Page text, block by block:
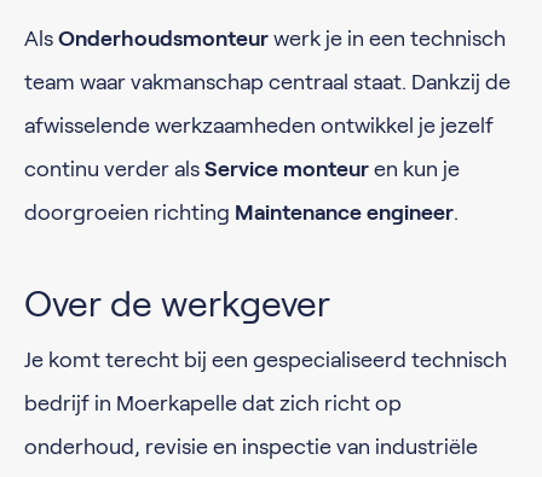
Als Onderhoudsmonteur werk je in een technisch
team waar vakmanschap centraal staat. Dankzij de
afwisselende werkzaamheden ontwikkel je jezelf
continu verder als Service monteur en kun je
doorgroeien richting Maintenance engineer.
Over de werkgever
Je komt terecht bij een gespecialiseerd technisch
bedrijf in Moerkapelle dat zich richt op
onderhoud, revisie en inspectie van industriële